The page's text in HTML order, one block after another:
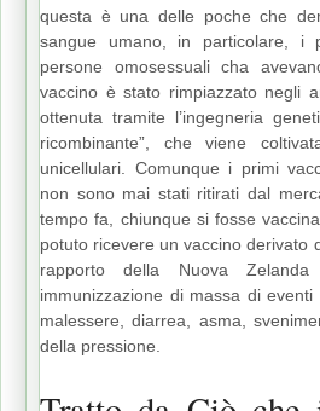
questa è una delle poche che
sangue umano, in particolare, i
persone omosessuali cha
vaccino è stato rimpiazzato negli
ottenuta tramite l’ingegneria
ricombinante”, che viene
unicellulari. Comunque i primi
non sono mai stati ritirati dal
tempo fa, chiunque si fosse
potuto ricevere un vaccino derivato
rapporto della Nuova
immunizzazione di massa di
malessere, diarrea, asma,
della pressione.